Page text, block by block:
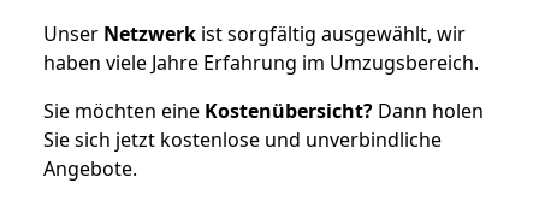
Unser Netzwerk ist sorgfältig ausgewählt, wir
haben viele Jahre Erfahrung im Umzugsbereich.
Sie möchten eine Kostenübersicht? Dann holen
Sie sich jetzt kostenlose und unverbindliche
Angebote.